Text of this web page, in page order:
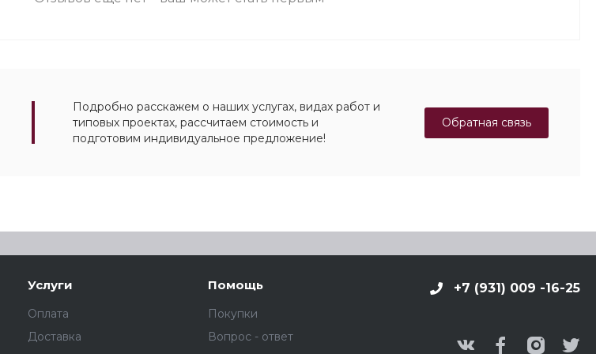
Подробно расскажем о наших услугах, видах работ и
типовых проектах, рассчитаем стоимость и
подготовим индивидуальное предложение!
Обратная связь
Услуги
Оплата
Доставка
Помощь
Покупки
Вопрос - ответ
+7 (931) 009 -16-25